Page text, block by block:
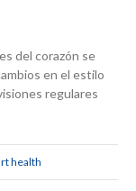
del corazón se
en el estilo
regulares
health